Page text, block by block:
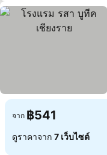
จาก ฿541
ดูราคาจาก 7 เว็บไซต์